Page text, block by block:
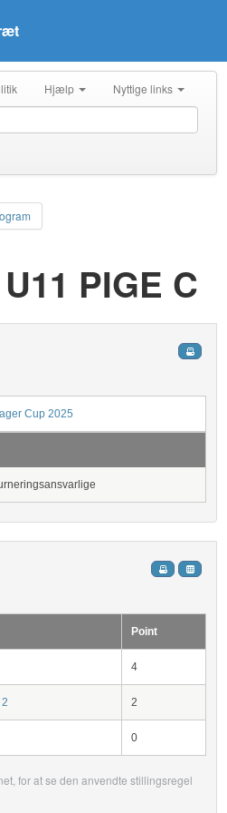
Hjælp Nyttige links
PIGE C
Cup 2025
Point
4
2
0
for at se den anvendte stillingsregel